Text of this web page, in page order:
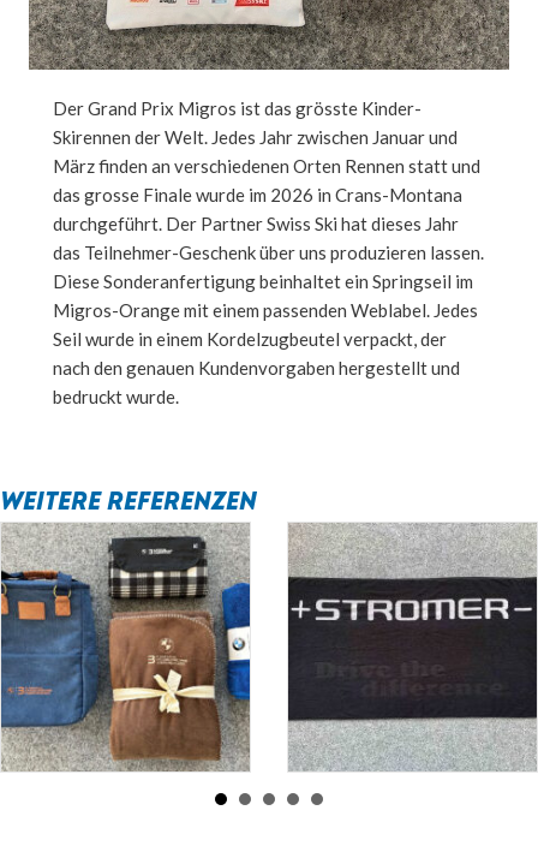
Der Grand Prix Migros ist das grösste Kinder-
Skirennen der Welt. Jedes Jahr zwischen Januar und
März finden an verschiedenen Orten Rennen statt und
das grosse Finale wurde im 2026 in Crans-Montana
durchgeführt. Der Partner Swiss Ski hat dieses Jahr
das Teilnehmer-Geschenk über uns produzieren lassen.
Diese Sonderanfertigung beinhaltet ein Springseil im
Migros-Orange mit einem passenden Weblabel. Jedes
Seil wurde in einem Kordelzugbeutel verpackt, der
nach den genauen Kundenvorgaben hergestellt und
bedruckt wurde.
WEITERE REFERENZEN